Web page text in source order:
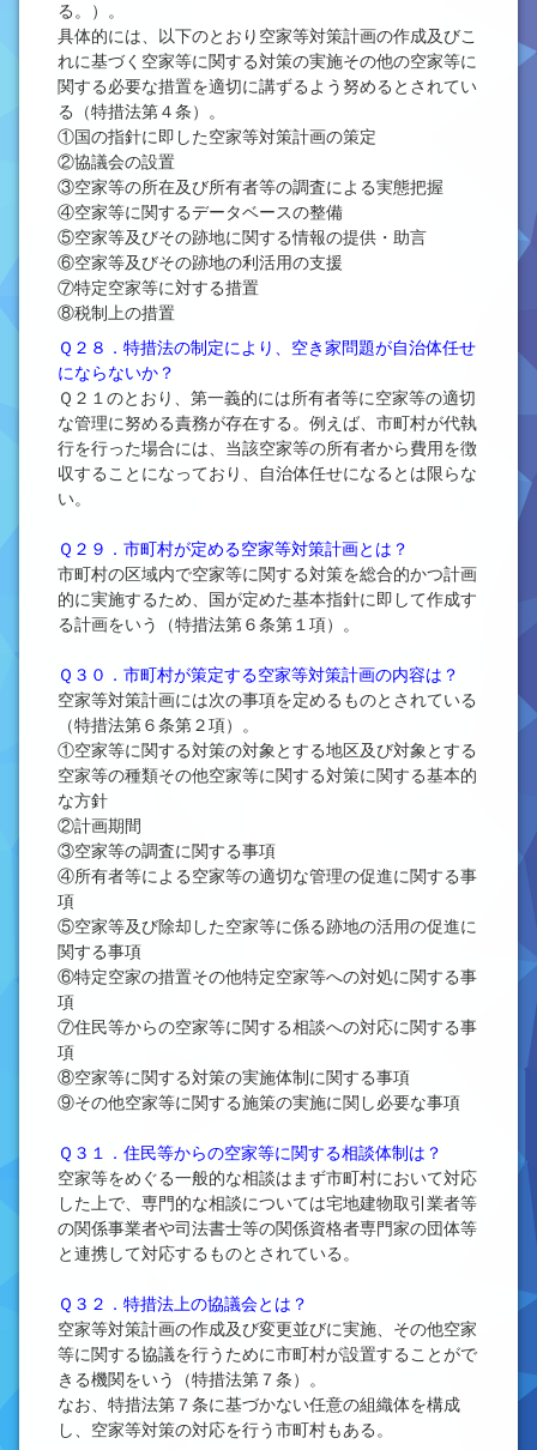
る。）。
具体的には、以下のとおり空家等対策計画の作成及びこ
れに基づく空家等に関する対策の実施その他の空家等に
関する必要な措置を適切に講ずるよう努めるとされてい
る（特措法第４条）。
①国の指針に即した空家等対策計画の策定
②協議会の設置
③空家等の所在及び所有者等の調査による実態把握
④空家等に関するデータベースの整備
⑤空家等及びその跡地に関する情報の提供・助言
⑥空家等及びその跡地の利活用の支援
⑦特定空家等に対する措置
⑧税制上の措置
Ｑ２８．特措法の制定により、空き家問題が自治体任せ
にならないか？
Ｑ２１のとおり、第一義的には所有者等に空家等の適切
な管理に努める責務が存在する。例えば、市町村が代執
行を行った場合には、当該空家等の所有者から費用を徴
収することになっており、自治体任せになるとは限らな
い。
Ｑ２９．市町村が定める空家等対策計画とは？
市町村の区域内で空家等に関する対策を総合的かつ計画
的に実施するため、国が定めた基本指針に即して作成す
る計画をいう（特措法第６条第１項）。
Ｑ３０．市町村が策定する空家等対策計画の内容は？
空家等対策計画には次の事項を定めるものとされている
（特措法第６条第２項）。
①空家等に関する対策の対象とする地区及び対象とする
空家等の種類その他空家等に関する対策に関する基本的
な方針
②計画期間
③空家等の調査に関する事項
④所有者等による空家等の適切な管理の促進に関する事
項
⑤空家等及び除却した空家等に係る跡地の活用の促進に
関する事項
⑥特定空家の措置その他特定空家等への対処に関する事
項
⑦住民等からの空家等に関する相談への対応に関する事
項
⑧空家等に関する対策の実施体制に関する事項
⑨その他空家等に関する施策の実施に関し必要な事項
Ｑ３１．住民等からの空家等に関する相談体制は？
空家等をめぐる一般的な相談はまず市町村において対応
した上で、専門的な相談については宅地建物取引業者等
の関係事業者や司法書士等の関係資格者専門家の団体等
と連携して対応するものとされている。
Ｑ３２．特措法上の協議会とは？
空家等対策計画の作成及び変更並びに実施、その他空家
等に関する協議を行うために市町村が設置することがで
きる機関をいう（特措法第７条）。
なお、特措法第７条に基づかない任意の組織体を構成
し、空家等対策の対応を行う市町村もある。